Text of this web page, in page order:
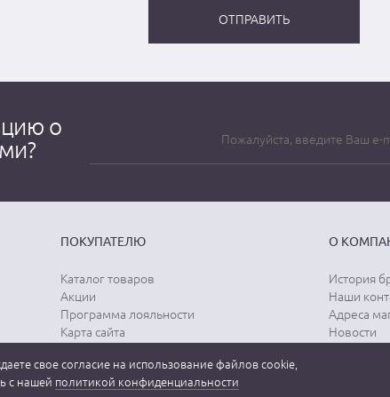
о
ПОКУПАТЕЛЮ
Каталог товаров
Акции
Программа лояльности
Карта сайта
Отзывы о товарах
О
История
Наши
Адреса
Новости
свое согласие на использование файлов cookie,
с нашей политикой конфиденциальности